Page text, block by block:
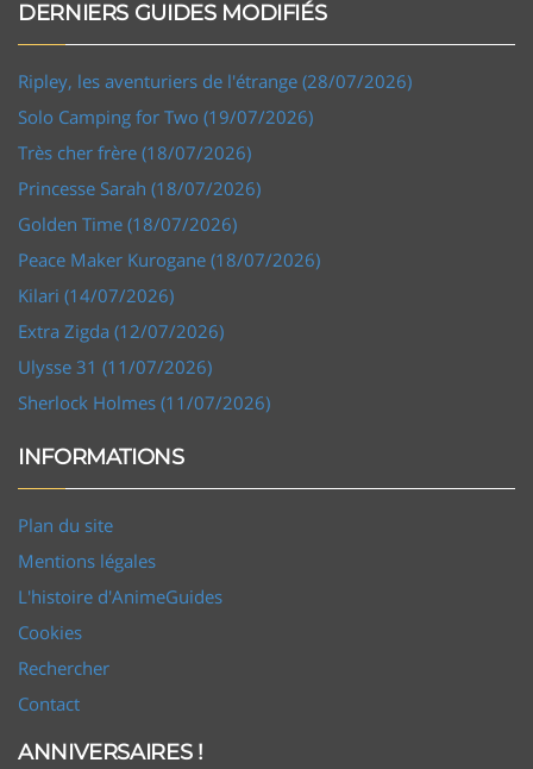
DERNIERS GUIDES MODIFIÉS
Ripley, les aventuriers de l'étrange (28/07/2026)
Solo Camping for Two (19/07/2026)
Très cher frère (18/07/2026)
Princesse Sarah (18/07/2026)
Golden Time (18/07/2026)
Peace Maker Kurogane (18/07/2026)
Kilari (14/07/2026)
Extra Zigda (12/07/2026)
Ulysse 31 (11/07/2026)
Sherlock Holmes (11/07/2026)
INFORMATIONS
Plan du site
Mentions légales
L'histoire d'AnimeGuides
Cookies
Rechercher
Contact
ANNIVERSAIRES !